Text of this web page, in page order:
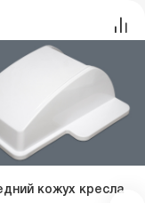
кожух кресла